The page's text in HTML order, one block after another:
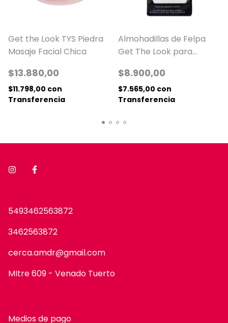
Get the Look TYS Piedra
Masaje Facial Chica
$13.880,00
$11.798,00 con
Transferencia
Almohadillas de Felpa
Get The Look para
$8.900,00
$7.565,00 con
Transferencia
5493462563872
3462563872
cerca.amdr@gmail.com
MItre 609 - Venado Tuerto
Medios de pago